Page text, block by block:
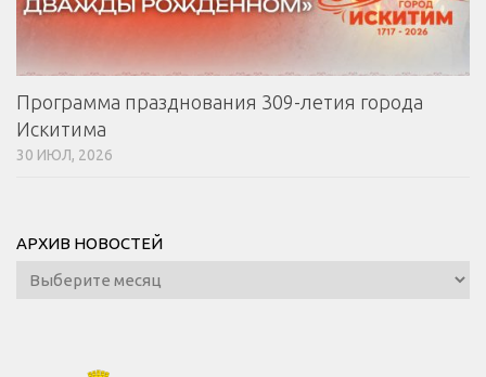
Программа празднования 309-летия города
Искитима
30 ИЮЛ, 2026
АРХИВ НОВОСТЕЙ
Архив
новостей